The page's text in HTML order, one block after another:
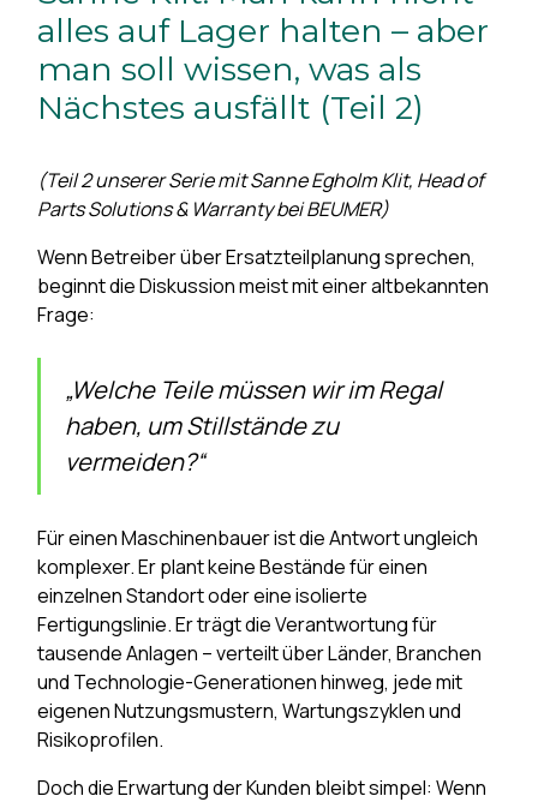
alles auf Lager halten – aber
man soll wissen, was als
Nächstes ausfällt (Teil 2)
(Teil 2 unserer Serie mit Sanne Egholm Klit, Head of
Parts Solutions & Warranty bei BEUMER)
Wenn Betreiber über Ersatzteilplanung sprechen,
beginnt die Diskussion meist mit einer altbekannten
Frage:
„Welche Teile müssen wir im Regal
haben, um Stillstände zu
vermeiden?“
Für einen Maschinenbauer ist die Antwort ungleich
komplexer. Er plant keine Bestände für einen
einzelnen Standort oder eine isolierte
Fertigungslinie. Er trägt die Verantwortung für
tausende Anlagen – verteilt über Länder, Branchen
und Technologie-Generationen hinweg, jede mit
eigenen Nutzungsmustern, Wartungszyklen und
Risikoprofilen.
Doch die Erwartung der Kunden bleibt simpel: Wenn